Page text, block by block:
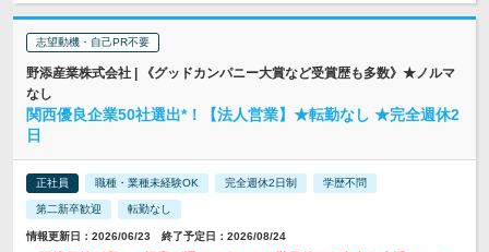
志望動機・自己PR不要
野添産業株式会社 | 《グッドカンパニー大賞など受賞歴も多数》★ノルマ
なし
関西優良企業50社選出*！【法人営業】★転勤なし ★完全週休2
日
正社員 職種・業種未経験OK 完全週休2日制 学歴不問
第二新卒歓迎 転勤なし
情報更新日：2026/06/23 終了予定日：2026/08/24